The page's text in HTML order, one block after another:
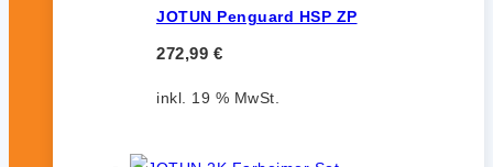
JOTUN Penguard HSP ZP
272,99 €
inkl. 19 % MwSt.